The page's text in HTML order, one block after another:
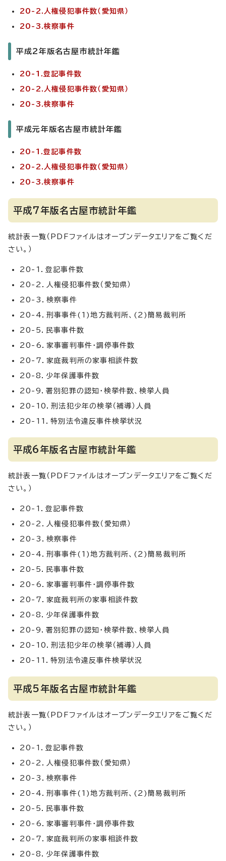
20-2.人権侵犯事件数（愛知県）
20-3.検察事件
平成2年版名古屋市統計年鑑
20-1.登記事件数
20-2.人権侵犯事件数（愛知県）
20-3.検察事件
平成元年版名古屋市統計年鑑
20-1.登記事件数
20-2.人権侵犯事件数（愛知県）
20-3.検察事件
平成7年版名古屋市統計年鑑
統計表一覧（PDFファイルはオープンデータエリアをご覧くだ
さい。）
20-1．登記事件数
20-2．人権侵犯事件数（愛知県）
20-3．検察事件
20-4．刑事事件(1)地方裁判所、(2)簡易裁判所
20-5．民事事件数
20-6．家事審判事件・調停事件数
20-7．家庭裁判所の家事相談件数
20-8．少年保護事件数
20-9．署別犯罪の認知・検挙件数、検挙人員
20-10．刑法犯少年の検挙（補導）人員
20-11．特別法令違反事件検挙状況
平成6年版名古屋市統計年鑑
統計表一覧（PDFファイルはオープンデータエリアをご覧くだ
さい。）
20-1．登記事件数
20-2．人権侵犯事件数（愛知県）
20-3．検察事件
20-4．刑事事件(1)地方裁判所、(2)簡易裁判所
20-5．民事事件数
20-6．家事審判事件・調停事件数
20-7．家庭裁判所の家事相談件数
20-8．少年保護事件数
20-9．署別犯罪の認知・検挙件数、検挙人員
20-10．刑法犯少年の検挙（補導）人員
20-11．特別法令違反事件検挙状況
平成5年版名古屋市統計年鑑
統計表一覧（PDFファイルはオープンデータエリアをご覧くだ
さい。）
20-1．登記事件数
20-2．人権侵犯事件数（愛知県）
20-3．検察事件
20-4．刑事事件(1)地方裁判所、(2)簡易裁判所
20-5．民事事件数
20-6．家事審判事件・調停事件数
20-7．家庭裁判所の家事相談件数
20-8．少年保護事件数